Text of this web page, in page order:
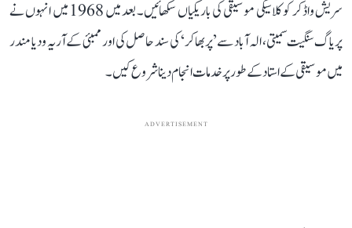
سریش واڈکر کو کلاسیکی موسیقی کی باریکیاں سکھائیں۔ بعد میں 1968 میں انہوں نے
پریاگ سنگیت سمیتی، الہ آباد سے ’پربھاکر‘ کی سند حاصل کی اور ممبئی کے آریہ ودیا مندر
میں موسیقی کے استاد کے طور پر خدمات انجام دینا شروع کیں۔
ADVERTISEMENT